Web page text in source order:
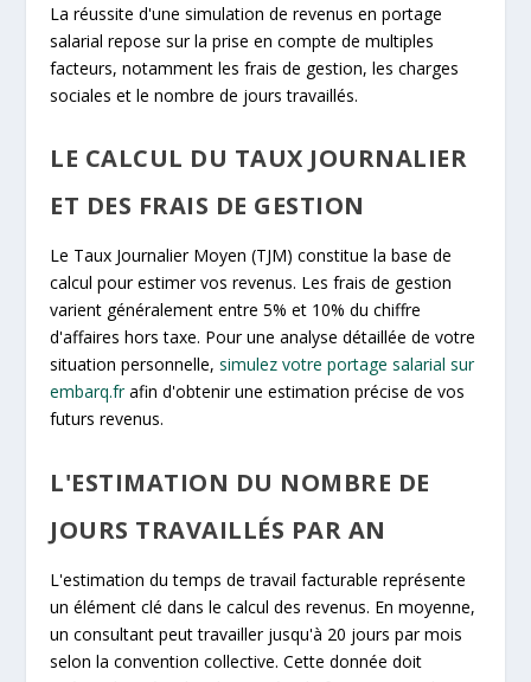
La réussite d'une simulation de revenus en portage
salarial repose sur la prise en compte de multiples
facteurs, notamment les frais de gestion, les charges
sociales et le nombre de jours travaillés.
LE CALCUL DU TAUX JOURNALIER
ET DES FRAIS DE GESTION
Le Taux Journalier Moyen (TJM) constitue la base de
calcul pour estimer vos revenus. Les frais de gestion
varient généralement entre 5% et 10% du chiffre
d'affaires hors taxe. Pour une analyse détaillée de votre
situation personnelle,simulez votre portage salarial sur
embarq.frafin d'obtenir une estimation précise de vos
futurs revenus.
L'ESTIMATION DU NOMBRE DE
JOURS TRAVAILLÉS PAR AN
L'estimation du temps de travail facturable représente
un élément clé dans le calcul des revenus. En moyenne,
un consultant peut travailler jusqu'à 20 jours par mois
selon la convention collective. Cette donnée doit